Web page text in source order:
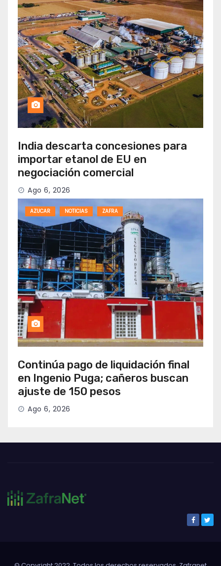
India descarta concesiones para
importar etanol de EU en
negociación comercial
Ago 6, 2026
AZUCAR NOTICIAS ZAFRA
Continúa pago de liquidación final
en Ingenio Puga; cañeros buscan
ajuste de 150 pesos
Ago 6, 2026